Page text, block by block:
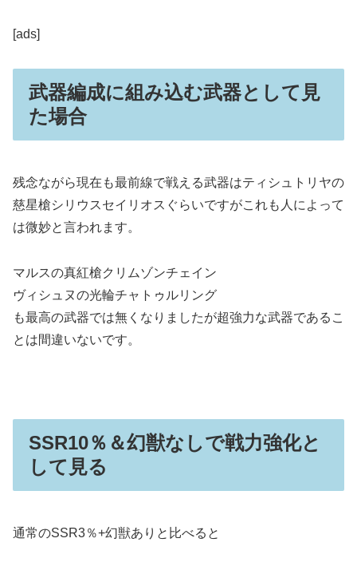
[ads]
武器編成に組み込む武器として見
た場合
残念ながら現在も最前線で戦える武器はティシュトリヤの
慈星槍シリウスセイリオスぐらいですがこれも人によって
は微妙と言われます。
マルスの真紅槍クリムゾンチェイン
ヴィシュヌの光輪チャトゥルリング
も最高の武器では無くなりましたが超強力な武器であるこ
とは間違いないです。
SSR10％＆幻獣なしで戦力強化と
して見る
通常のSSR3％+幻獣ありと比べると